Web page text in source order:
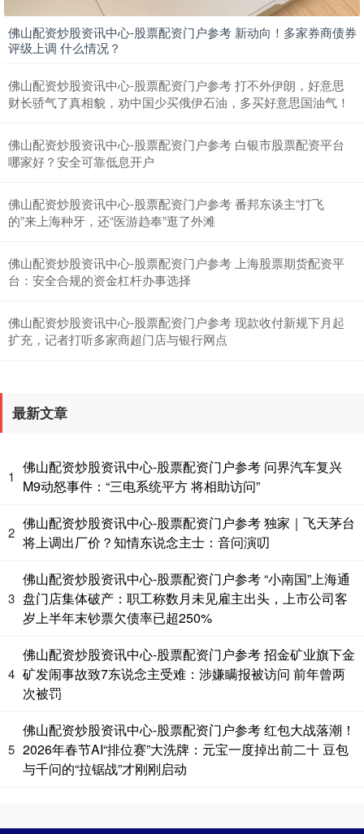
北证50
创业板指 3488.83 -46.31
基金指数
国债指数 229.59 -0.01 -0.01%
期指IC0 7696.40 -34.60 -0.45%
佛山配资炒股资讯中心-股票配资门户参考 新动向！多家券商债券
评级上调 什么情况？
佛山配资炒股资讯中心-股票配资门户参考 打不外伊朗，好意思
财长骄气了真相貌，劝中国少买俄伊石油，多买好意思国油气！
佛山配资炒股资讯中心-股票配资门户参考 白银市股票配资平台
哪家好？安全可靠低息开户
佛山配资炒股资讯中心-股票配资门户参考 番邦东谈主“打飞
的”来上海种牙，还“医游趋奉”逛了外滩
佛山配资炒股资讯中心-股票配资门户参考 上海股票期货配资平
台：安全合规的资金杠杆办事选择
佛山配资炒股资讯中心-股票配资门户参考 现款收付新规下月起
扩充，记者打听多家商超门店与银行网点
最新文章
1
佛山配资炒股资讯中心-股票配资门户参考 问界汽车复兴
M9动怒事件：“三电系统平方 将相助访问”
2
佛山配资炒股资讯中心-股票配资门户参考 独家｜飞天茅台
将上调出厂价？知情东说念主士：音问演叨
3
佛山配资炒股资讯中心-股票配资门户参考 “小南国”上海通
盘门店集体破产：职工称数月未见雇主出头，上市公司客
岁上半年末钞票欠债率已超250%
4
佛山配资炒股资讯中心-股票配资门户参考 招金矿业旗下金
矿发闹事故致7东说念主受难：涉嫌瞒报被访问 前年曾两
次被罚
5
佛山配资炒股资讯中心-股票配资门户参考 红包大战落潮！
2026年春节AI“排位赛”大洗牌：元宝一度掉出前二十 豆包
与千问的“拉锯战”才刚刚启动